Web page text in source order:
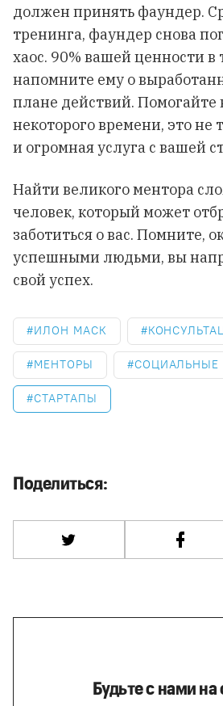
должен принять фаундер.
тренинга, фаундер снова
хаос. 90% вашей ценности в
напомните ему о
плане действий. Помогайте
некоторого времени, это не
и огромная услуга с вашей
Найти великого ментора
человек, который может
заботиться о вас. Помните,
успешными людьми, вы
свой успех.
ИЛОН МАСК
МЕНТОРЫ СОЦИАЛЬНЫЕ
СТАРТАПЫ
Поделиться:
Будьте с нами на